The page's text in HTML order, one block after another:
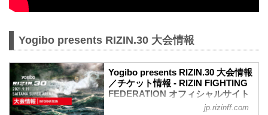
Yogibo presents RIZIN.30 大会情報
Yogibo presents RIZIN.30 大会情報
／チケット情報 - RIZIN FIGHTING
FEDERATION オフィシャルサイト
jp.rizinff.com